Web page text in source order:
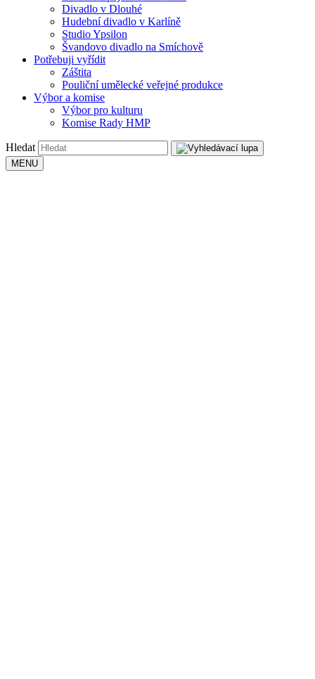
Divadlo v Dlouhé
Hudební divadlo v Karlíně
Studio Ypsilon
Švandovo divadlo na Smíchově
Potřebuji vyřídit
Záštita
Pouliční umělecké veřejné produkce
Výbor a komise
Výbor pro kulturu
Komise Rady HMP
Hledat
MENU